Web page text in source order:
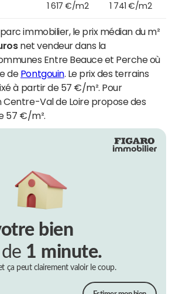
1 617 €/m2 1 741 €/m2
immobilier, le prix médian du m²
net vendeur dans la
Entre Beauce et Perche où
de Pontgouin. Le prix des terrains
à partir de 57 €/m². Pour
Val de Loire propose des
57 €/m².
bien
1 minute.
ça peut clairement valoir le coup.